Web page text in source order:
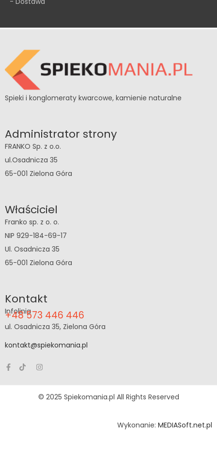
Spieki i konglomeraty kwarcowe, kamienie naturalne
Administrator strony
FRANKO Sp. z o.o.
ul.Osadnicza 35
65-001 Zielona Góra
Właściciel
Franko sp. z o. o.
NIP 929-184-69-17
Ul. Osadnicza 35
65-001 Zielona Góra
Kontakt
Infolinia
+48 573 446 446
ul. Osadnicza 35, Zielona Góra
kontakt@spiekomania.pl
© 2025 Spiekomania.pl All Rights Reserved
Wykonanie: MEDIASoft.net.pl